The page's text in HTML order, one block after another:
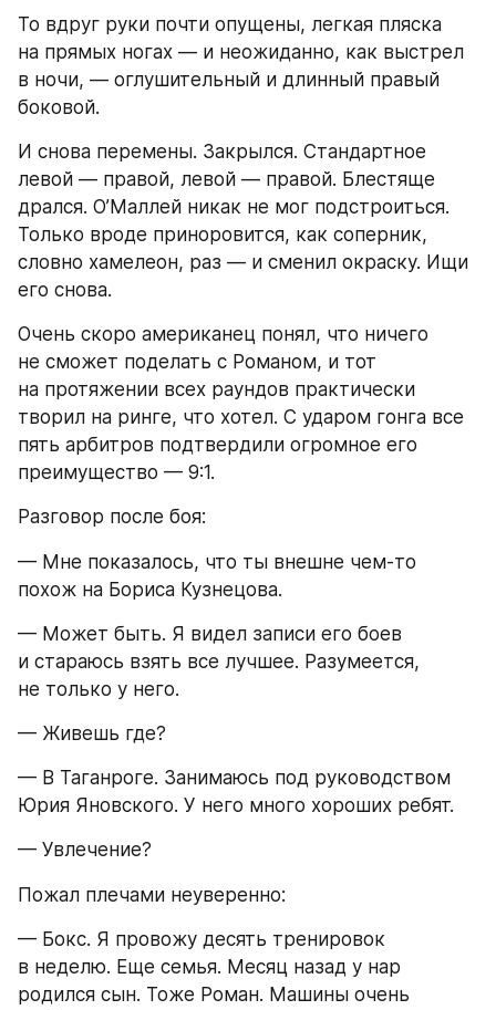
То вдруг руки почти опущены, легкая пляска
на прямых ногах — и неожиданно, как выстрел
в ночи, — оглушительный и длинный правый
боковой.
И снова перемены. Закрылся. Стандартное
левой — правой, левой — правой. Блестяще
дрался. О’Маллей никак не мог подстроиться.
Только вроде приноровится, как соперник,
словно хамелеон, раз — и сменил окраску. Ищи
его снова.
Очень скоро американец понял, что ничего
не сможет поделать с Романом, и тот
на протяжении всех раундов практически
творил на ринге, что хотел. С ударом гонга все
пять арбитров подтвердили огромное его
преимущество — 9:1.
Разговор после боя:
— Мне показалось, что ты внешне чем-то
похож на Бориса Кузнецова.
— Может быть. Я видел записи его боев
и стараюсь взять все лучшее. Разумеется,
не только у него.
— Живешь где?
— В Таганроге. Занимаюсь под руководством
Юрия Яновского. У него много хороших ребят.
— Увлечение?
Пожал плечами неуверенно:
— Бокс. Я провожу десять тренировок
в неделю. Еще семья. Месяц назад у нар
родился сын. Тоже Роман. Машины очень